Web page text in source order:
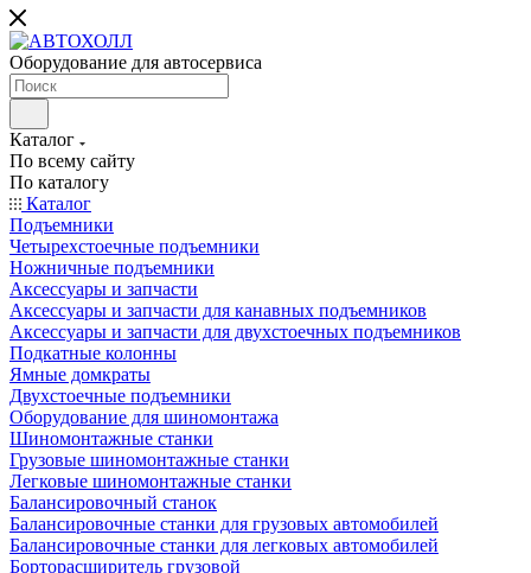
Оборудование для автосервиса
Каталог
По всему сайту
По каталогу
Каталог
Подъемники
Четырехстоечные подъемники
Ножничные подъемники
Аксессуары и запчасти
Аксессуары и запчасти для канавных подъемников
Аксессуары и запчасти для двухстоечных подъемников
Подкатные колонны
Ямные домкраты
Двухстоечные подъемники
Оборудование для шиномонтажа
Шиномонтажные станки
Грузовые шиномонтажные станки
Легковые шиномонтажные станки
Балансировочный станок
Балансировочные станки для грузовых автомобилей
Балансировочные станки для легковых автомобилей
Борторасширитель грузовой